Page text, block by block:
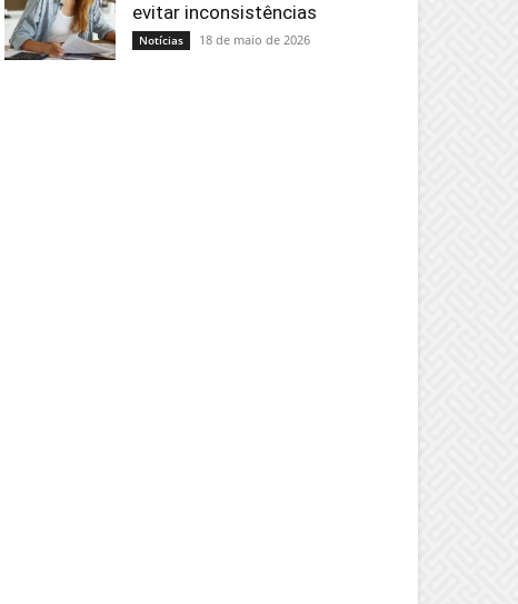
evitar inconsistências
Notícias 18 de maio de 2026